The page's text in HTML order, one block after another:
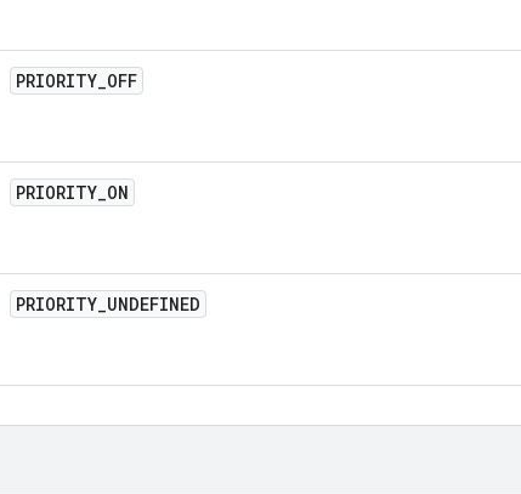
PRIORITY_OFF
PRIORITY_ON
PRIORITY_UNDEFINED